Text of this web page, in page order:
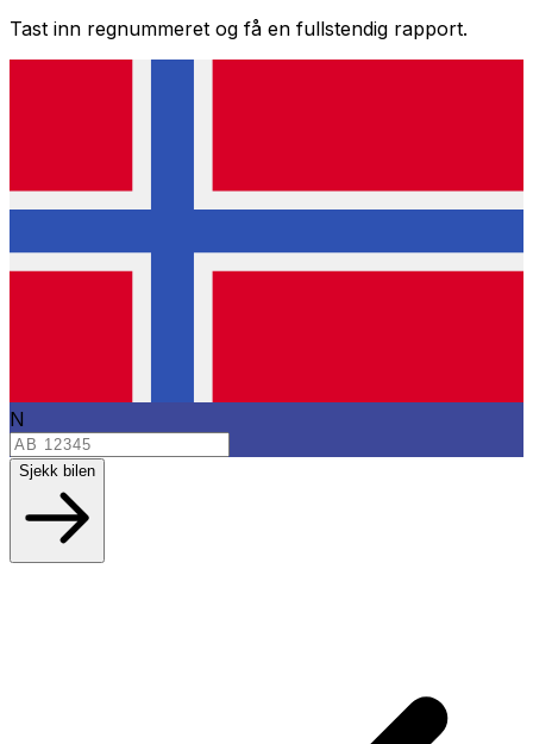
Tast inn regnummeret og få en fullstendig rapport.
N
Sjekk bilen